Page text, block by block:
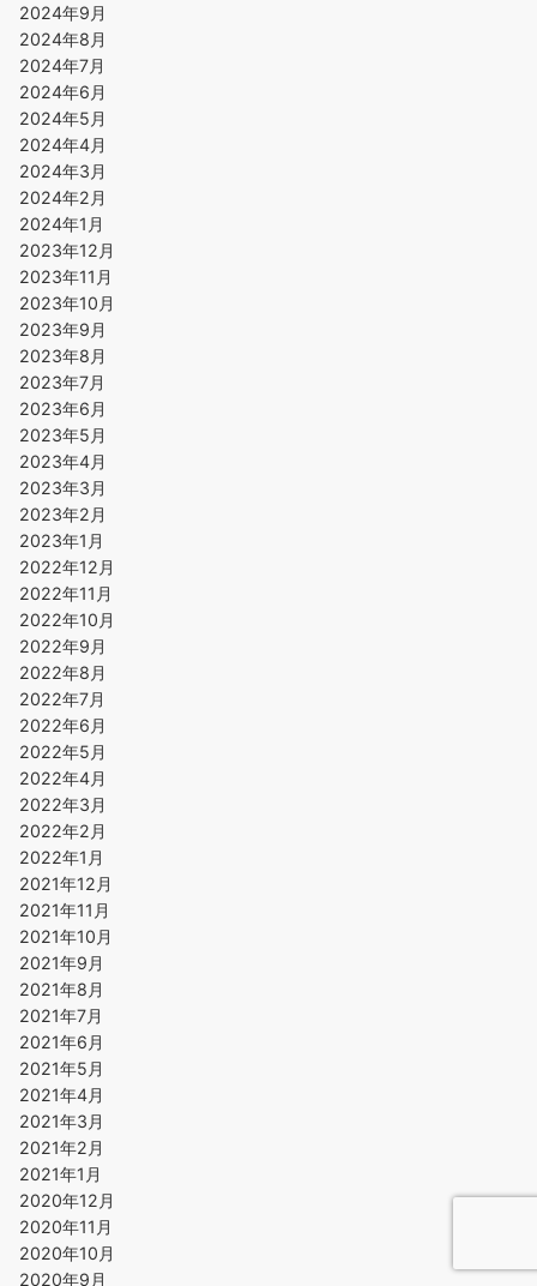
2024年9月
2024年8月
2024年7月
2024年6月
2024年5月
2024年4月
2024年3月
2024年2月
2024年1月
2023年12月
2023年11月
2023年10月
2023年9月
2023年8月
2023年7月
2023年6月
2023年5月
2023年4月
2023年3月
2023年2月
2023年1月
2022年12月
2022年11月
2022年10月
2022年9月
2022年8月
2022年7月
2022年6月
2022年5月
2022年4月
2022年3月
2022年2月
2022年1月
2021年12月
2021年11月
2021年10月
2021年9月
2021年8月
2021年7月
2021年6月
2021年5月
2021年4月
2021年3月
2021年2月
2021年1月
2020年12月
2020年11月
2020年10月
2020年9月